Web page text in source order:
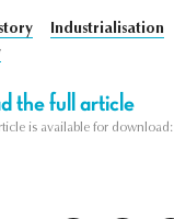
Industrialisation
the full article
is available for download: